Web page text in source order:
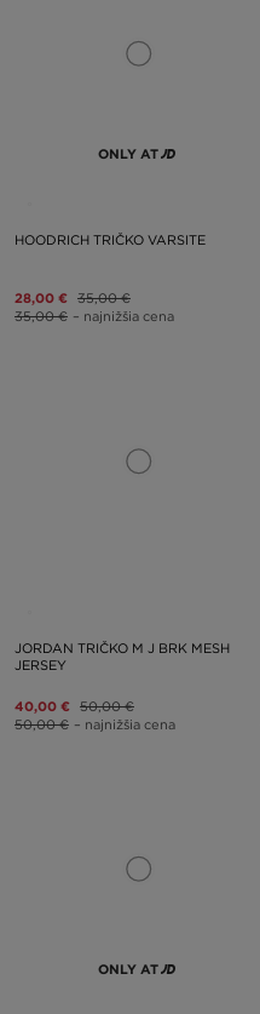
ONLY AT
HOODRICH TRIČKO VARSITE
28,00 € 35,00 €
35,00 € – najnižšia cena
JORDAN TRIČKO M J BRK MESH
JERSEY
40,00 € 50,00 €
50,00 € – najnižšia cena
ONLY AT